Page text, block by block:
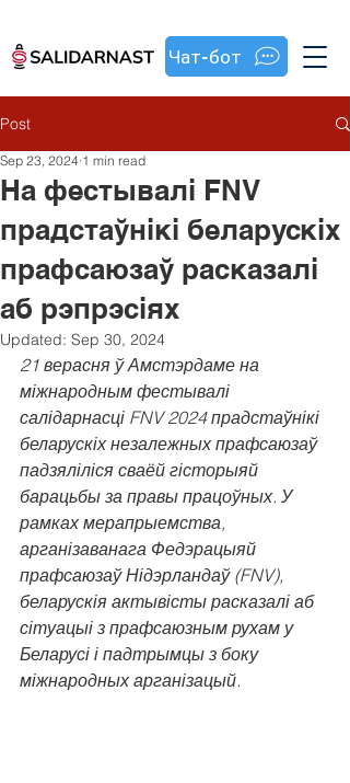
Чат-бот
Post
На фестывалі FNV
прадстаўнікі беларускіх
прафсаюзаў расказалі
аб рэпрэсіях
Sep 23, 2024 1 min read
Updated: Sep 30, 2024
21 верасня ў Амстэрдаме на
міжнародным фестывалі
салідарнасці FNV 2024 прадстаўнікі
беларускіх незалежных прафсаюзаў
падзяліліся сваёй гісторыяй
барацьбы за правы працоўных. У
рамках мерапрыемства,
арганізаванага Федэрацыяй
прафсаюзаў Нідэрландаў (FNV),
беларускія актывісты расказалі аб
сітуацыі з прафсаюзным рухам у
Беларусі і падтрымцы з боку
міжнародных арганізацый.